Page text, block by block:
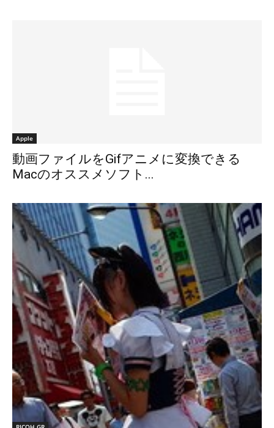
Apple
動画ファイルをGifアニメに変換できる
Macのオススメソフト...